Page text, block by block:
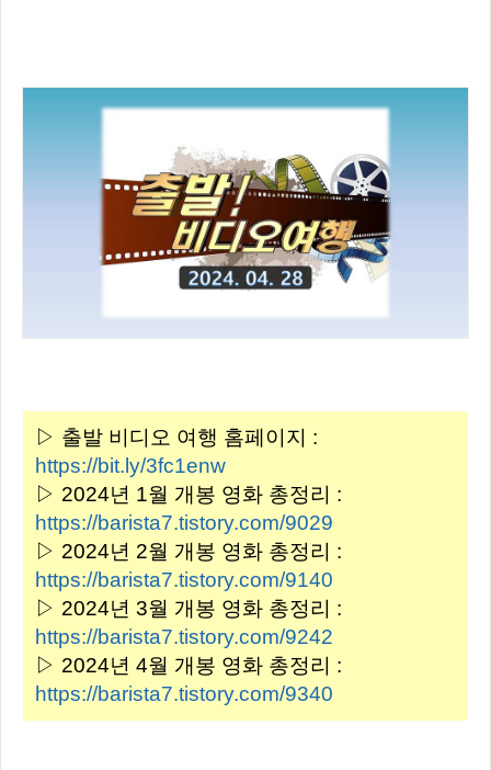
▷ 출발 비디오 여행 홈페이지 :
https://bit.ly/3fc1enw
▷ 2024년 1월 개봉 영화 총정리 :
https://barista7.tistory.com/9029
▷ 2024년 2월 개봉 영화 총정리 :
https://barista7.tistory.com/9140
▷ 2024년 3월 개봉 영화 총정리 :
https://barista7.tistory.com/9242
▷ 2024년 4월 개봉 영화 총정리 :
https://barista7.tistory.com/9340